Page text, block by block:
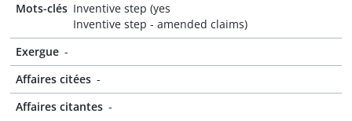
Mots-clés Inventive step (yes
Inventive step - amended claims)
Exergue -
Affaires citées -
Affaires citantes -